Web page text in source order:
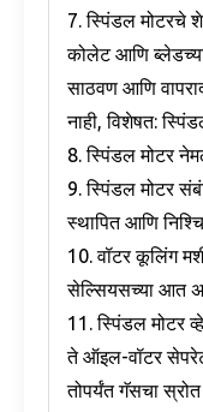
7. स्पिंडल मोटरचे
कोलेट आणि
साठवण आणि
नाही, विशेषत:
8. स्पिंडल मोटर
9. स्पिंडल मोटर
स्थापित आणि
10. वॉटर कूलिंग
सेल्सियसच्या आत
11. स्पिंडल मोटर
ते ऑइल-वॉटर
तोपर्यंत गॅसचा